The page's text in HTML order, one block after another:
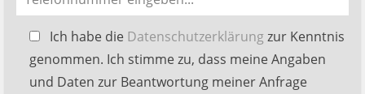
Bitte
lasse
dieses
Ich habe die Datenschutzerklärungzur Kenntnis
genommen. Ich stimme zu, dass meine Angaben
und Daten zur Beantwortung meiner Anfrage